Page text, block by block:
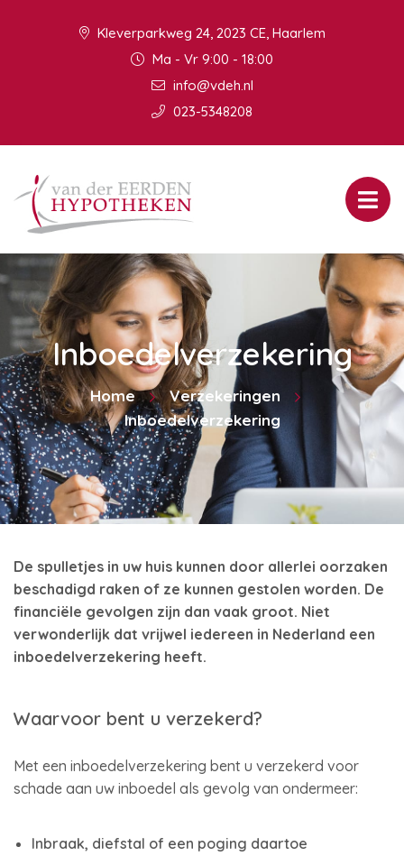
Kleverparkweg 24, 2023 CE, Haarlem
Ma - Vr 9:00 - 18:00
info@vdeh.nl
023-5348208
Inboedelverzekering
Home
Verzekeringen
Inboedelverzekering
De spulletjes in uw huis kunnen door allerlei oorzaken
beschadigd raken of ze kunnen gestolen worden. De
financiële gevolgen zijn dan vaak groot. Niet
verwonderlijk dat vrijwel iedereen in Nederland een
inboedelverzekering heeft.
Waarvoor bent u verzekerd?
Met een inboedelverzekering bent u verzekerd voor
schade aan uw inboedel als gevolg van ondermeer:
Inbraak, diefstal of een poging daartoe